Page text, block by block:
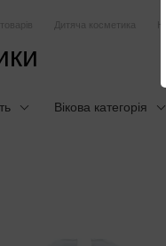
Дитяча косметика
Вікова категорія